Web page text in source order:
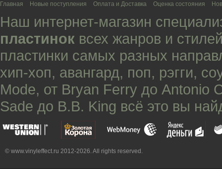
Главная Новые поступления Оплата и Доставка Оценка состояния
Наш интернет-магазин
пластинок всех жанров и
пластинки самых разных
хип-хоп, авангард, поп, рэгги,
Mode, от Bryan Ferry до Antonio
Sade до B.B. King всё это вы
© www.vinyleffect.ru 2012-2026. All rights reserved.